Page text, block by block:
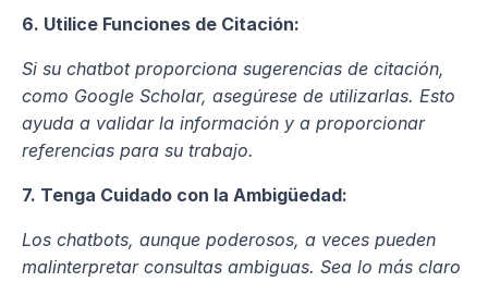
6. Utilice Funciones de Citación:
Si su chatbot proporciona sugerencias de citación,
como Google Scholar, asegúrese de utilizarlas. Esto
ayuda a validar la información y a proporcionar
referencias para su trabajo.
7. Tenga Cuidado con la Ambigüedad:
Los chatbots, aunque poderosos, a veces pueden
malinterpretar consultas ambiguas. Sea lo más claro